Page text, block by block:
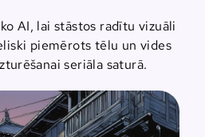
AI, lai stāstos radītu vizuāli
piemērots tēlu un vides
seriāla saturā.